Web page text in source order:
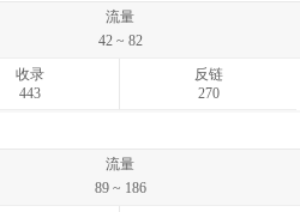
流量
42 ~ 82
收录
443
反链
270
流量
89 ~ 186